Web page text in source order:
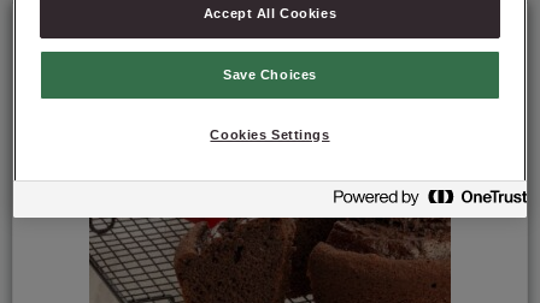
Accept All Cookies
Save Choices
Cookies Settings